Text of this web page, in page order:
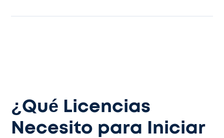
¿Qué Licencias
Necesito para Iniciar